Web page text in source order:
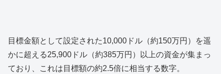
目標金額として設定された10,000ドル（約150万円）を遥
かに超える25,900ドル（約385万円）以上の資金が集まっ
ており、これは目標額の約2.5倍に相当する数字。